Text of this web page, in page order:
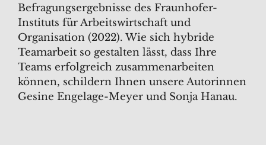
Befragungsergebnisse des Fraunhofer-
Instituts für Arbeitswirtschaft und
Organisation (2022). Wie sich hybride
Teamarbeit so gestalten lässt, dass Ihre
Teams erfolgreich zusammenarbeiten
können, schildern Ihnen unsere Autorinnen
Gesine Engelage-Meyer und Sonja Hanau.